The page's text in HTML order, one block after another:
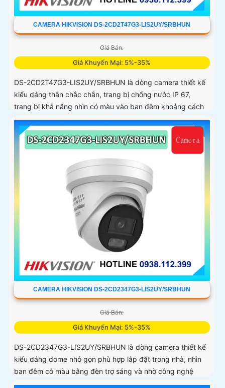
CAMERA HIKVISION DS-2CD2T47G3-LIS2UY/SRBHUN
Giá Bán:
Giá Khuyến Mại: 5%-35%
DS-2CD2T47G3-LIS2UY/SRBHUN là dòng camera thiết kế
kiểu dáng thân chắc chắn, trang bị chống nước IP 67,
trang bị khả năng nhìn có màu vào ban đêm khoảng cách
lên đến 60m, phát hiện chuyển động và phân biệt được
người và phương tiện, ống kính 4
CAMERA HIKVISION DS-2CD2347G3-LIS2UY/SRBHUN
Giá Bán:
Giá Khuyến Mại: 5%-35%
DS-2CD2347G3-LIS2UY/SRBHUN là dòng camera thiết kế
kiểu dáng dome nhỏ gọn phù hợp lắp đặt trong nhà, nhìn
ban đêm có màu bằng đèn trợ sáng và nhờ công nghệ
ColorVU HikAI-ISP, có tính năng AI giúp nhận diện người và